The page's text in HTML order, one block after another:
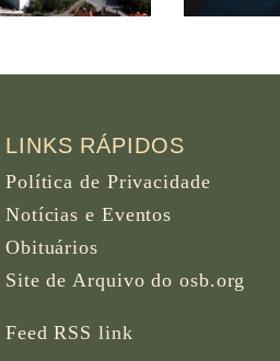
LINKS RÁPIDOS
Política de Privacidade
Notícias e Eventos
Obituários
Site de Arquivo do osb.org
Feed RSS link